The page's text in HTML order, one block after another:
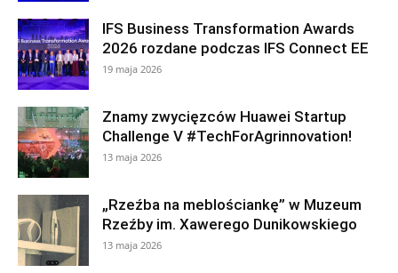
IFS Business Transformation Awards
2026 rozdane podczas IFS Connect EE
19 maja 2026
Znamy zwycięzców Huawei Startup
Challenge V #TechForAgrinnovation!
13 maja 2026
„Rzeźba na meblościankę” w Muzeum
Rzeźby im. Xawerego Dunikowskiego
13 maja 2026